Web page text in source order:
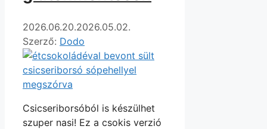
2026.06.20.2026.05.02.
Szerző: Dodo
Csicseriborsóból is készülhet
szuper nasi! Ez a csokis verzió